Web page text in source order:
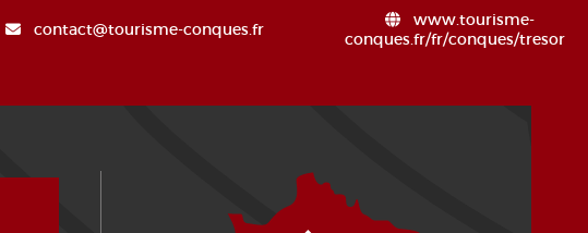
contact@tourisme-conques.fr
www.tourisme-
conques.fr/fr/conques/tresor